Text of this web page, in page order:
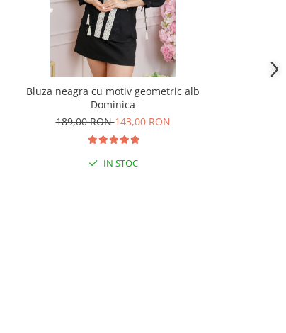
Bluza neagra cu motiv geometric alb
Dominica
189,00 RON143,00 RON
IN STOC